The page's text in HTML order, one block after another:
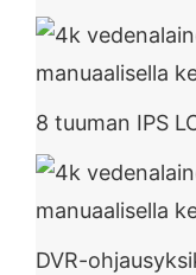
8 tuuman IPS
DVR-